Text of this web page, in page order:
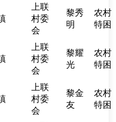
上联
村委
会
黎秀
明
农村
特困
上联
村委
会
黎耀
光
农村
特困
上联
村委
会
黎金
友
农村
特困